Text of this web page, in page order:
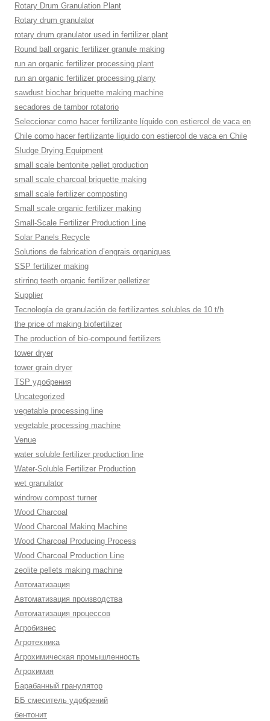
Rotary Drum Granulation Plant
Rotary drum granulator
rotary drum granulator used in fertilizer plant
Round ball organic fertilizer granule making
run an organic fertilizer processing plant
run an organic fertilizer processing plany
sawdust biochar briquette making machine
secadores de tambor rotatorio
Seleccionar como hacer fertilizante líquido con estiercol de vaca en
Chile como hacer fertilizante líquido con estiercol de vaca en Chile
Sludge Drying Equipment
small scale bentonite pellet production
small scale charcoal briquette making
small scale fertilizer composting
Small scale organic fertilizer making
Small-Scale Fertilizer Production Line
Solar Panels Recycle
Solutions de fabrication d’engrais organiques
SSP fertilizer making
stirring teeth organic fertilizer pelletizer
Supplier
Tecnología de granulación de fertilizantes solubles de 10 t/h
the price of making biofertilizer
The production of bio-compound fertilizers
tower dryer
tower grain dryer
TSP удобрения
Uncategorized
vegetable processing line
vegetable processing machine
Venue
water soluble fertilizer production line
Water-Soluble Fertilizer Production
wet granulator
windrow compost turner
Wood Charcoal
Wood Charcoal Making Machine
Wood Charcoal Producing Process
Wood Charcoal Production Line
zeolite pellets making machine
Автоматизация
Автоматизация производства
Автоматизация процессов
Агробизнес
Агротехника
Агрохимическая промышленность
Агрохимия
Барабанный гранулятор
ББ смеситель удобрений
бентонит